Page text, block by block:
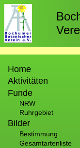
Direkt
zum
Inhalt
Home
Aktivitäten
Funde
NRW
Ruhrgebiet
Bilder
Bestimmung
Gesamtartenliste